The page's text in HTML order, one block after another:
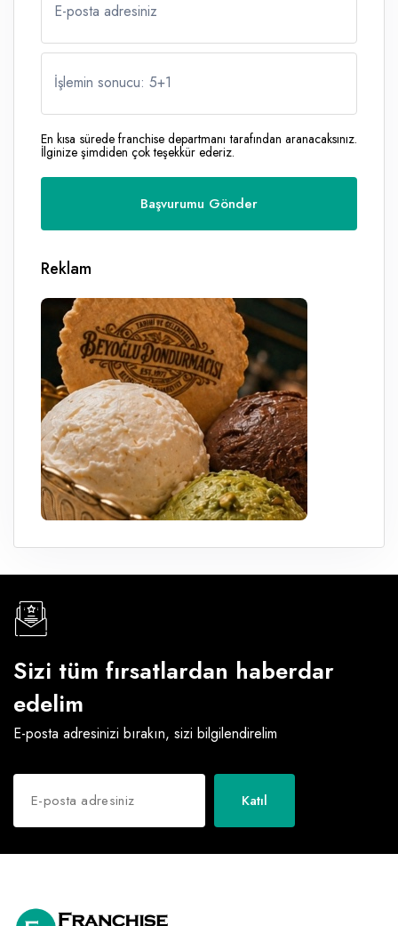
E-posta adresiniz
İşlemin sonucu: 5+1
En kısa sürede franchise departmanı tarafından aranacaksınız.
İlginize şimdiden çok teşekkür ederiz.
Reklam
Sizi tüm fırsatlardan haberdar
edelim
E-posta adresinizi bırakın, sizi bilgilendirelim
Katıl